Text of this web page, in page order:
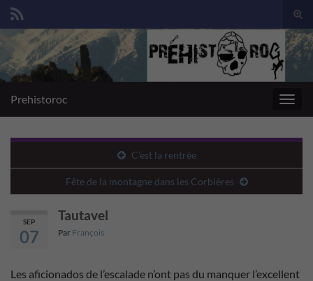
Search for:
Prehistoroc
C’est la rentrée
Fête de la montagne dans les Corbières
SEP
07
Tautavel
Par François
Les aficionados de l’escalade n’ont pas du manquer l’excellent